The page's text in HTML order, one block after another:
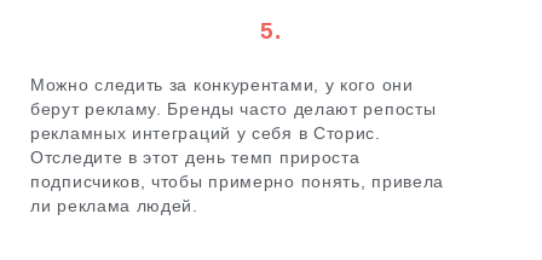
5.
Можно следить за конкурентами, у кого они
берут рекламу. Бренды часто делают репосты
рекламных интеграций у себя в Сторис.
Отследите в этот день темп прироста
подписчиков, чтобы примерно понять, привела
ли реклама людей.